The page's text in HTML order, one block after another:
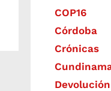
COP16
Córdoba
Crónicas